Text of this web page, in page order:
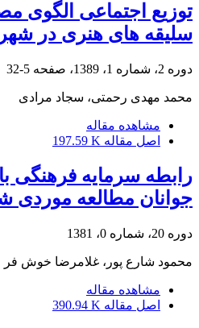
توزیع اجتماعی
سلیقه های هنری در
دوره 2، شماره 1، 1389، صفحه 5-32
محمد مهدی رحمتی، سجاد مرادی
مشاهده مقاله
اصل مقاله 197.59 K
رابطه سرمایه فرهنگی
جوانان مطالعه موردی
دوره 20، شماره 0، 1381
محمود شارع پور، غلامرضا خوش فر
مشاهده مقاله
اصل مقاله 390.94 K